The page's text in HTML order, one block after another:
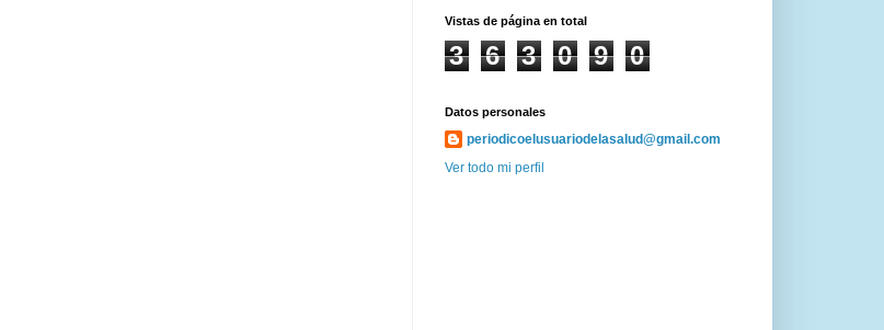
Vistas de página en total
3 6 3 0 9 0
Datos personales
periodicoelusuariodelasalud@gmail.com
Ver todo mi perfil